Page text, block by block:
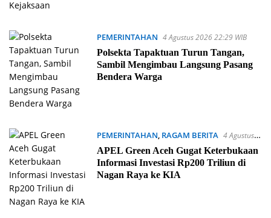
PEMERINTAHAN 4 Agustus 2026 22:29 WIB
Polsekta Tapaktuan Turun Tangan,
Sambil Mengimbau Langsung Pasang
Bendera Warga
PEMERINTAHAN, RAGAM BERITA 4 Agustus
2026 21:37 WIB
APEL Green Aceh Gugat Keterbukaan
Informasi Investasi Rp200 Triliun di
Nagan Raya ke KIA